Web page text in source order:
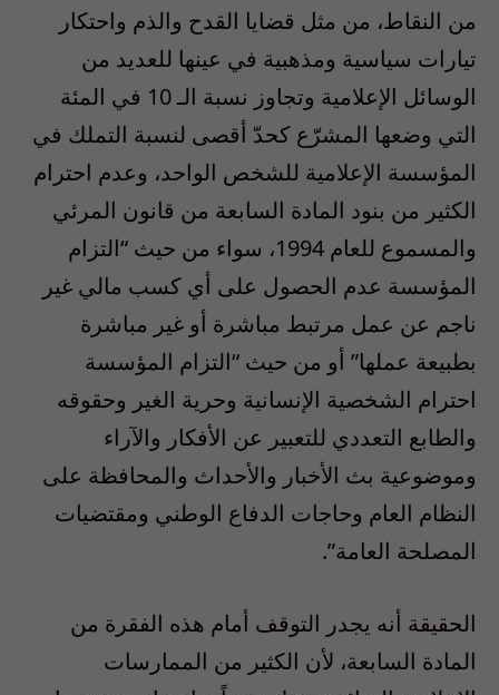
من النقاط، من مثل قضايا القدح والذم واحتكار
تيارات سياسية ومذهبية في عينها للعديد من
الوسائل الإعلامية وتجاوز نسبة الـ 10 في المئة
التي وضعها المشرّع كحدّ أقصى لنسبة التملك في
المؤسسة الإعلامية للشخص الواحد، وعدم احترام
الكثير من بنود المادة السابعة من قانون المرئي
والمسموع للعام 1994، سواء من حيث “التزام
المؤسسة عدم الحصول على أي كسب مالي غير
ناجم عن عمل مرتبط مباشرة أو غير مباشرة
بطبيعة عملها” أو من حيث “التزام المؤسسة
احترام الشخصية الإنسانية وحرية الغير وحقوقه
والطابع التعددي للتعبير عن الأفكار والآراء
وموضوعية بث الأخبار والأحداث والمحافظة على
النظام العام وحاجات الدفاع الوطني ومقتضيات
المصلحة العامة”.
الحقيقة أنه يجدر التوقف أمام هذه الفقرة من
المادة السابعة، لأن الكثير من الممارسات